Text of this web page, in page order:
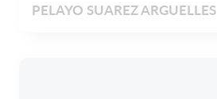
PELAYO SUAREZ ARGUELLES